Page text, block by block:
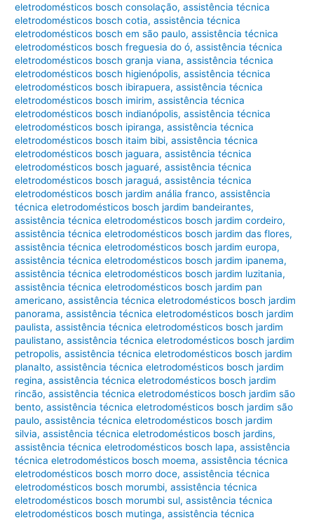
eletrodomésticos bosch consolação,assistência técnica
eletrodomésticos bosch cotia,assistência técnica
eletrodomésticos bosch em são paulo,assistência técnica
eletrodomésticos bosch freguesia do ó,assistência técnica
eletrodomésticos bosch granja viana,assistência técnica
eletrodomésticos bosch higienópolis,assistência técnica
eletrodomésticos bosch ibirapuera,assistência técnica
eletrodomésticos bosch imirim,assistência técnica
eletrodomésticos bosch indianópolis,assistência técnica
eletrodomésticos bosch ipiranga,assistência técnica
eletrodomésticos bosch itaim bibi,assistência técnica
eletrodomésticos bosch jaguara,assistência técnica
eletrodomésticos bosch jaguaré,assistência técnica
eletrodomésticos bosch jaraguá,assistência técnica
eletrodomésticos bosch jardim anália franco,assistência
técnica eletrodomésticos bosch jardim bandeirantes,
assistência técnica eletrodomésticos bosch jardim cordeiro,
assistência técnica eletrodomésticos bosch jardim das flores,
assistência técnica eletrodomésticos bosch jardim europa,
assistência técnica eletrodomésticos bosch jardim ipanema,
assistência técnica eletrodomésticos bosch jardim luzitania,
assistência técnica eletrodomésticos bosch jardim pan
americano,assistência técnica eletrodomésticos bosch jardim
panorama,assistência técnica eletrodomésticos bosch jardim
paulista,assistência técnica eletrodomésticos bosch jardim
paulistano,assistência técnica eletrodomésticos bosch jardim
petropolis,assistência técnica eletrodomésticos bosch jardim
planalto,assistência técnica eletrodomésticos bosch jardim
regina,assistência técnica eletrodomésticos bosch jardim
rincão,assistência técnica eletrodomésticos bosch jardim são
bento,assistência técnica eletrodomésticos bosch jardim são
paulo,assistência técnica eletrodomésticos bosch jardim
silvia,assistência técnica eletrodomésticos bosch jardins,
assistência técnica eletrodomésticos bosch lapa,assistência
técnica eletrodomésticos bosch moema,assistência técnica
eletrodomésticos bosch morro doce,assistência técnica
eletrodomésticos bosch morumbi,assistência técnica
eletrodomésticos bosch morumbi sul,assistência técnica
eletrodomésticos bosch mutinga,assistência técnica